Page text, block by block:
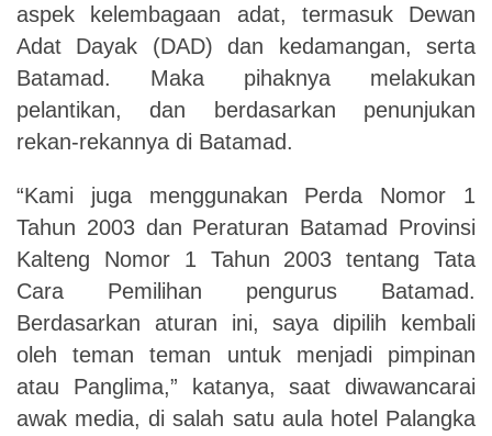
aspek kelembagaan adat, termasuk Dewan
Adat Dayak (DAD) dan kedamangan, serta
Batamad. Maka pihaknya melakukan
pelantikan, dan berdasarkan penunjukan
rekan-rekannya di Batamad.
“Kami juga menggunakan Perda Nomor 1
Tahun 2003 dan Peraturan Batamad Provinsi
Kalteng Nomor 1 Tahun 2003 tentang Tata
Cara Pemilihan pengurus Batamad.
Berdasarkan aturan ini, saya dipilih kembali
oleh teman teman untuk menjadi pimpinan
atau Panglima,” katanya, saat diwawancarai
awak media, di salah satu aula hotel Palangka